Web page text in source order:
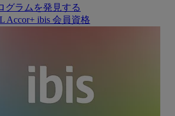
グラムを発見する
Accor+ ibis 会員資格